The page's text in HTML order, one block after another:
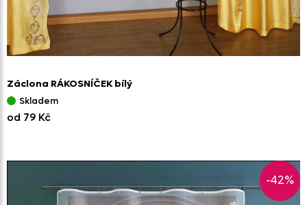
Záclona RÁKOSNÍČEK bílý
Skladem
od 79 Kč
-42%